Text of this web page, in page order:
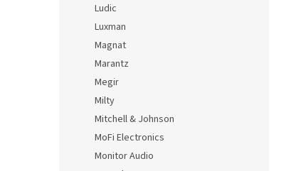
Ludic
Luxman
Magnat
Marantz
Megir
Milty
Mitchell & Johnson
MoFi Electronics
Monitor Audio